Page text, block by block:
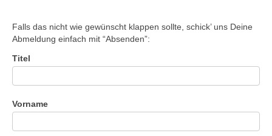
Falls das nicht wie gewünscht klappen sollte, schick’ uns Deine
Abmeldung einfach mit “Absenden”:
Titel
Vorname